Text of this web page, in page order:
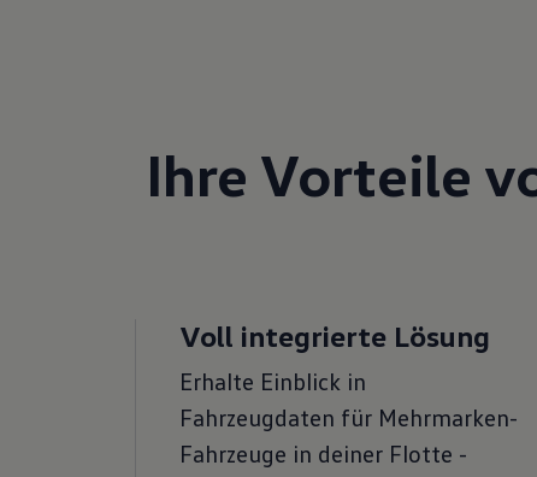
Ihre Vorteile
Voll integrierte Lösung
Erhalte Einblick in
Fahrzeugdaten für Mehrmarken-
Fahrzeuge in deiner Flotte -